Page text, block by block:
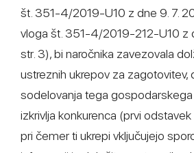
št. 351-4/2019-U10 z dne 9. 7.
vloga št. 351-4/2019-212-U10 z
str. 3), bi naročnika zavezovala
ustreznih ukrepov za zagotovitev,
sodelovanja tega
izkrivlja konkurenca (prvi
pri čemer ti ukrepi vključujejo